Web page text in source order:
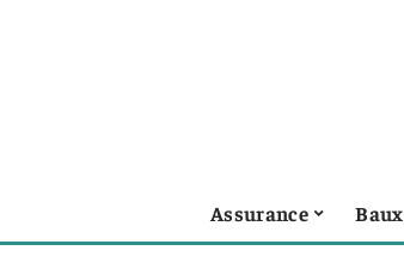
Assurance Baux